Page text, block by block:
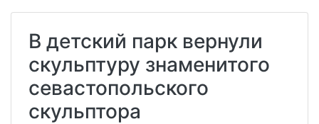
В детский парк вернули
скульптуру знаменитого
севастопольского
скульптора